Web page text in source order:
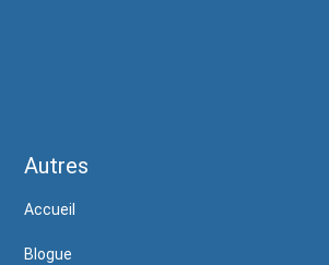
Autres
Accueil
Blogue